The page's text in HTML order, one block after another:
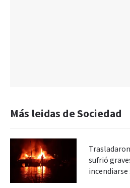
Más leidas de Sociedad
sufrió